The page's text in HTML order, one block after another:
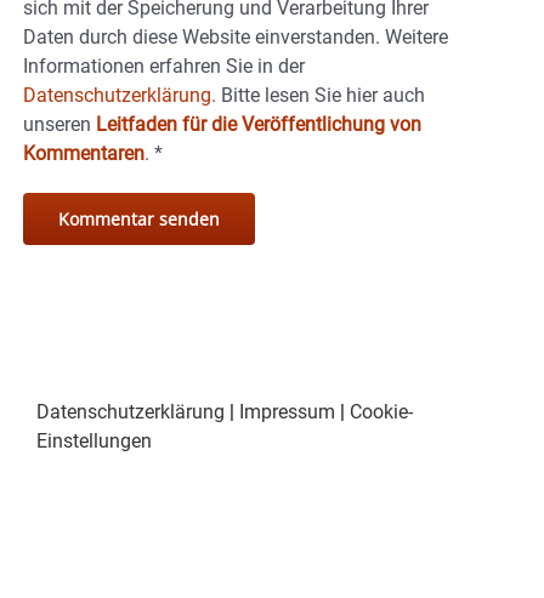
sich mit der Speicherung und Verarbeitung Ihrer
Daten durch diese Website einverstanden. Weitere
Informationen erfahren Sie in der
Datenschutzerklärung. Bitte lesen Sie hier auch
unseren Leitfaden für die Veröffentlichung von
Kommentaren. *
Datenschutzerklärung Impressum
Cookie-
Einstellungen